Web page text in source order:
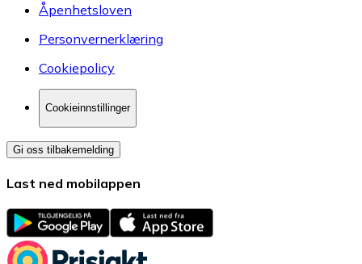
Åpenhetsloven
Personvernerklæring
Cookiepolicy
Cookieinnstillinger
Gi oss tilbakemelding
Last ned mobilappen